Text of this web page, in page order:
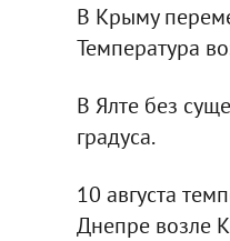
В Крыму
Температура
В Ялте без
градуса.
10 августа
Днепре возле